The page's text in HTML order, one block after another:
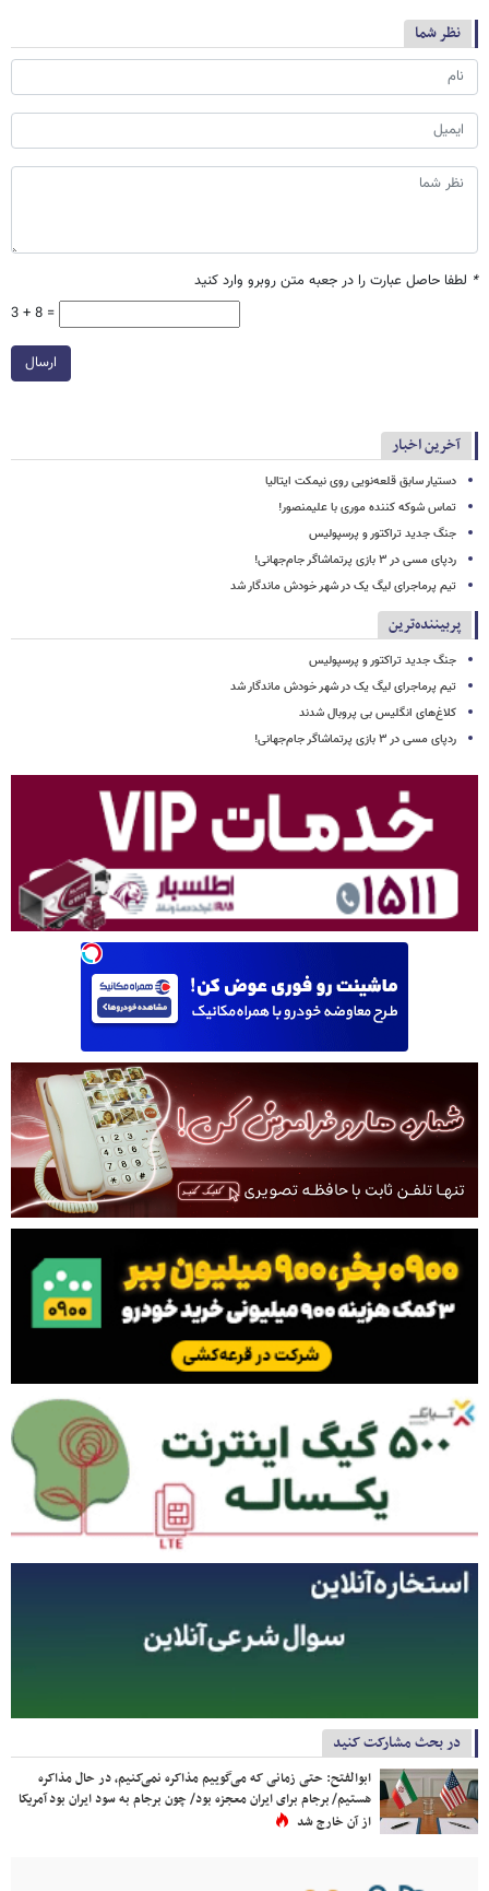
نظر شما
* لطفا حاصل عبارت را در جعبه متن روبرو وارد کنید
3 + 8 =
ارسال
آخرین اخبار
دستیار سابق قلعه‌نویی روی نیمکت ایتالیا
تماس شوکه کننده موری با علیمنصور!
جنگ جدید تراکتور و پرسپولیس
ردپای مسی در ۳ بازی پرتماشاگر جام‌جهانی!
تیم پرماجرای لیگ یک در شهر خودش ماندگار شد
پربیننده‌ترین
جنگ جدید تراکتور و پرسپولیس
تیم پرماجرای لیگ یک در شهر خودش ماندگار شد
کلاغ‌های انگلیس بی پروبال شدند
ردپای مسی در ۳ بازی پرتماشاگر جام‌جهانی!
در بحث مشارکت کنید
ابوالفتح: حتی زمانی که می‌گوییم مذاکره نمی‌کنیم، در حال مذاکره
هستیم/ برجام برای ایران معجزه بود/ چون برجام به سود ایران بود آمریکا
از آن خارج شد